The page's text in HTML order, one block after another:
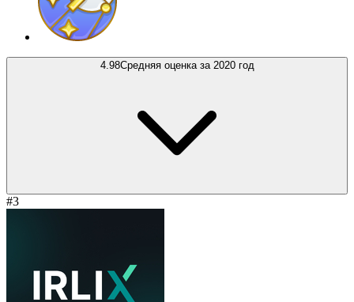
4.98Средняя оценка за 2020 год
#3